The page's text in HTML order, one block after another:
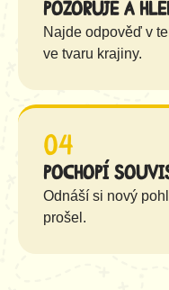
Pozoruje a
Najde odpověď v
ve tvaru krajiny.
04
Pochopí
Odnáší si nový
prošel.